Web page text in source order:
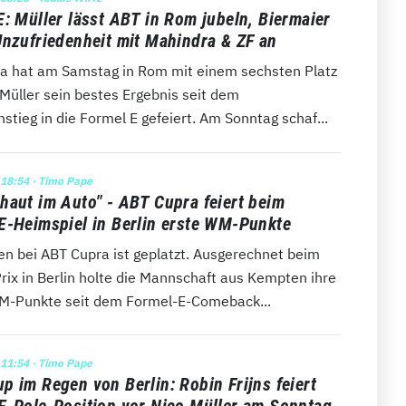
Müller lässt ABT in Rom jubeln, Biermaier
mit Mahindra & ZF an
hat am Samstag in Rom mit einem sechsten Platz
sein bestes Ergebnis seit dem
in die Formel E gefeiert. Am Sonntag schaf...
· Timo Pape
im Auto" - ABT Cupra feiert beim
Heimspiel in Berlin erste WM-Punkte
bei ABT Cupra ist geplatzt. Ausgerechnet beim
in Berlin holte die Mannschaft aus Kempten ihre
Punkte seit dem Formel-E-Comeback...
· Timo Pape
im Regen von Berlin: Robin Frijns feiert